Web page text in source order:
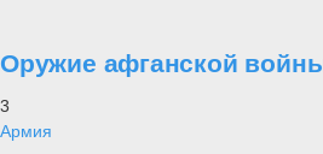
Оружие афганской
3
Армия